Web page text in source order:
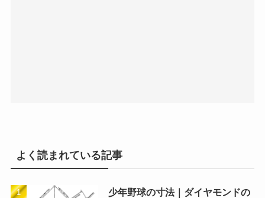
よく読まれている記事
少年野球の寸法｜ダイヤモンドの